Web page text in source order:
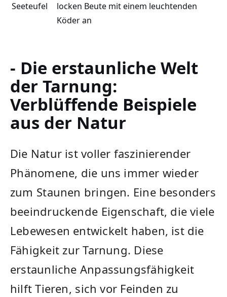
Seeteufel
⁣locken⁤ Beute mit einem⁣ leuchtenden
Köder an
- ⁣Die​ erstaunliche Welt
der Tarnung:
Verblüffende ‍Beispiele
aus⁤ der Natur
Die Natur ​ist voller faszinierender
⁢Phänomene, die uns immer ‍wieder
zum⁣ Staunen bringen. Eine‌ besonders‍
beeindruckende⁣ Eigenschaft, die viele
Lebewesen entwickelt haben, ist‍ die
Fähigkeit ⁢zur Tarnung. Diese
erstaunliche Anpassungsfähigkeit
hilft Tieren,⁣ sich vor Feinden ⁤zu